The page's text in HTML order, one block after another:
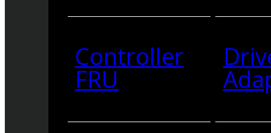
Controller
FRU